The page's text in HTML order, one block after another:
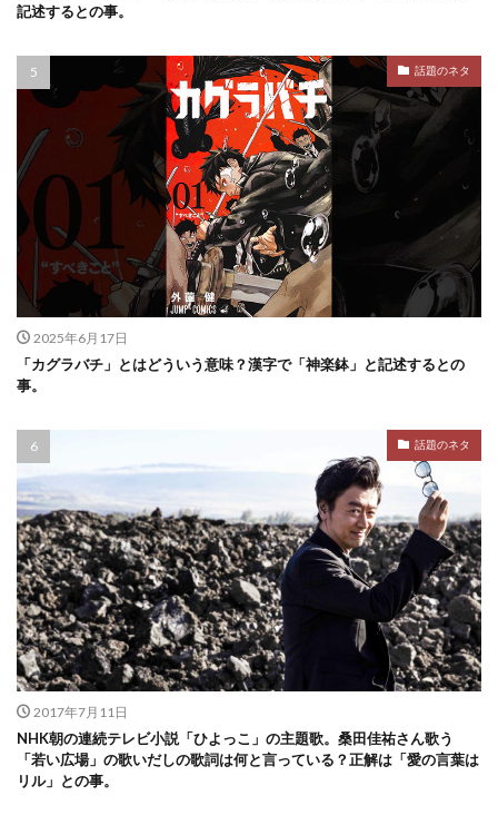
記述するとの事。
話題のネタ
2025年6月17日
「カグラバチ」とはどういう意味？漢字で「神楽鉢」と記述するとの
事。
話題のネタ
2017年7月11日
NHK朝の連続テレビ小説「ひよっこ」の主題歌。桑田佳祐さん歌う
「若い広場」の歌いだしの歌詞は何と言っている？正解は「愛の言葉は
リル」との事。